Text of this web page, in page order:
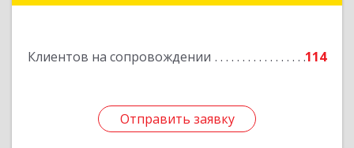
Клиентов на сопровождении 114
Отправить заявку
Отправить заявку